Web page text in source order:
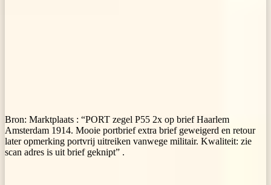
Bron: Marktplaats : “PORT zegel P55 2x op brief Haarlem
Amsterdam 1914. Mooie portbrief extra brief geweigerd en retour
later opmerking portvrij uitreiken vanwege militair. Kwaliteit: zie
scan adres is uit brief geknipt” .